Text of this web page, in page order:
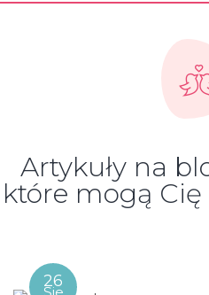
Artykuły na
które mogą
26